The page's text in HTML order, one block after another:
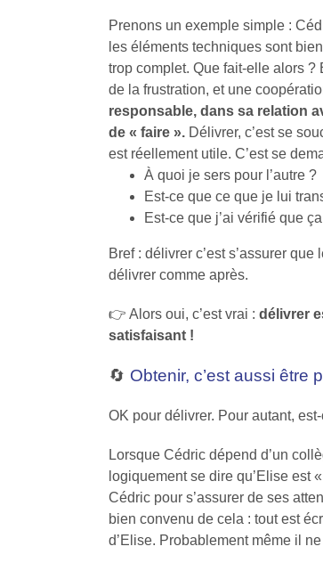
Prenons un exemple simple :
les éléments techniques sont
trop complet. Que fait-elle alors
de la frustration, et une
responsable, dans sa relation
de « faire ». Délivrer, c’est se
est réellement utile. C’est se
À quoi je sers pour l’autre ?
Est-ce que ce que je lui
Est-ce que j’ai vérifié que
Bref : délivrer c’est s’assurer
délivrer comme après.
👉 Alors oui, c’est vrai : délivrer
satisfaisant !
🔄 Obtenir, c’est aussi être
OK pour délivrer. Pour autant,
Lorsque Cédric dépend d’un
logiquement se dire qu’Elise est
Cédric pour s’assurer de ses
bien convenu de cela : tout est
d’Elise. Probablement même il